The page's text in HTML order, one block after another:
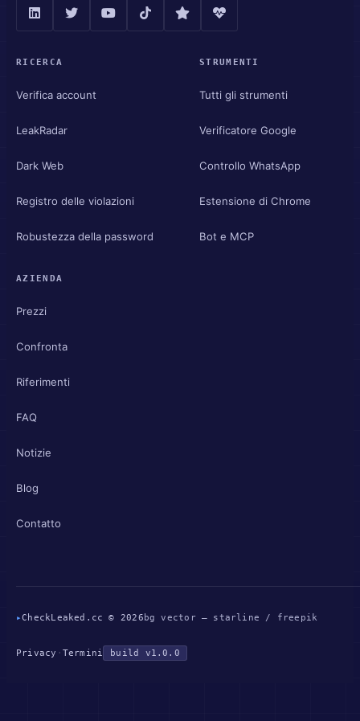
RICERCA
Verifica account
LeakRadar
Dark Web
Registro delle violazioni
Robustezza della password
STRUMENTI
Tutti gli strumenti
Verificatore Google
Controllo WhatsApp
Estensione di Chrome
Bot e MCP
AZIENDA
Prezzi
Confronta
Riferimenti
FAQ
Notizie
Blog
Contatto
▸CheckLeaked.cc © 2026 bg vector — starline / freepik
Privacy · Termini build v1.0.0